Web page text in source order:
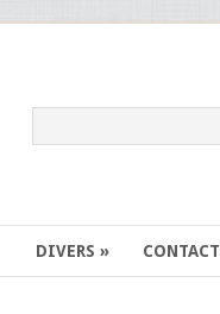
DIVERS » CONTACT